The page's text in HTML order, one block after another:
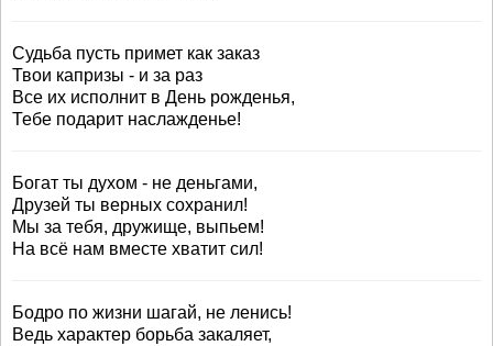
Судьба пусть примет как заказ
Твои капризы - и за раз
Все их исполнит в День рожденья,
Тебе подарит наслажденье!
Богат ты духом - не деньгами,
Друзей ты верных сохранил!
Мы за тебя, дружище, выпьем!
На всё нам вместе хватит сил!
Бодро по жизни шагай, не ленись!
Ведь характер борьба закаляет,